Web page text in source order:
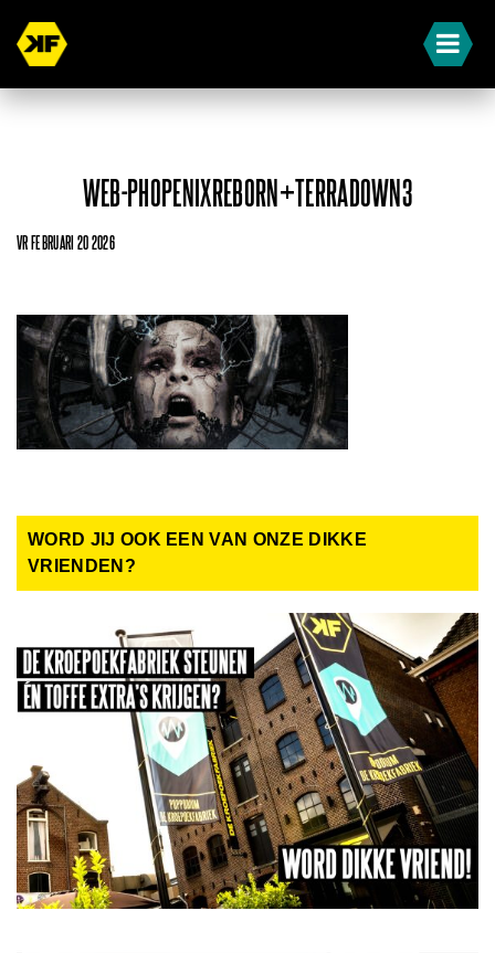
WEB-PHOPENIXREBORN+TERRADOWN3
VR FEBRUARI 20 2026
WORD JIJ OOK EEN VAN ONZE DIKKE
VRIENDEN?